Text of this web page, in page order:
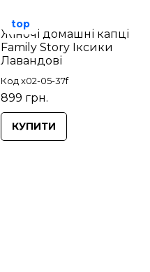
Жіночі домашні капці
Family Story Іксики
Лавандові
Код x02-05-37f
899 грн.
top
КУПИТИ